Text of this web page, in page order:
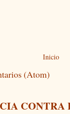
Inicio
(Atom)